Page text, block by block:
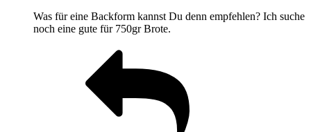
Was für eine Backform kannst Du denn empfehlen? Ich suche
noch eine gute für 750gr Brote.